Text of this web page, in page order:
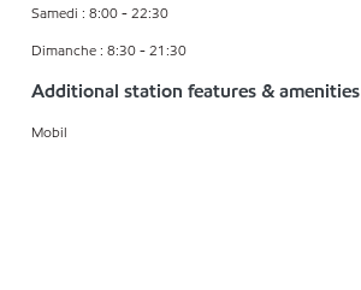
Samedi : 8:00 - 22:30
Dimanche : 8:30 - 21:30
Additional station features & amenities
Mobil